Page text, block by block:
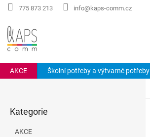
Přejít
775 873 213 info@kaps-comm.cz
AKCE Školní potřeby a výtvarné potřeby
kategorie
Kategorie
AKCE